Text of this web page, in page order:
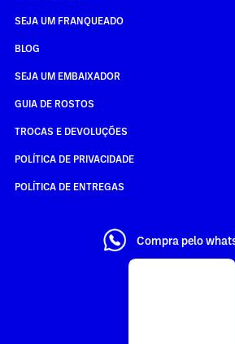
SEJA UM FRANQUEADO
BLOG
SEJA UM EMBAIXADOR
GUIA DE ROSTOS
TROCAS E DEVOLUÇÕES
POLÍTICA DE PRIVACIDADE
POLÍTICA DE ENTREGAS
Compra pelo